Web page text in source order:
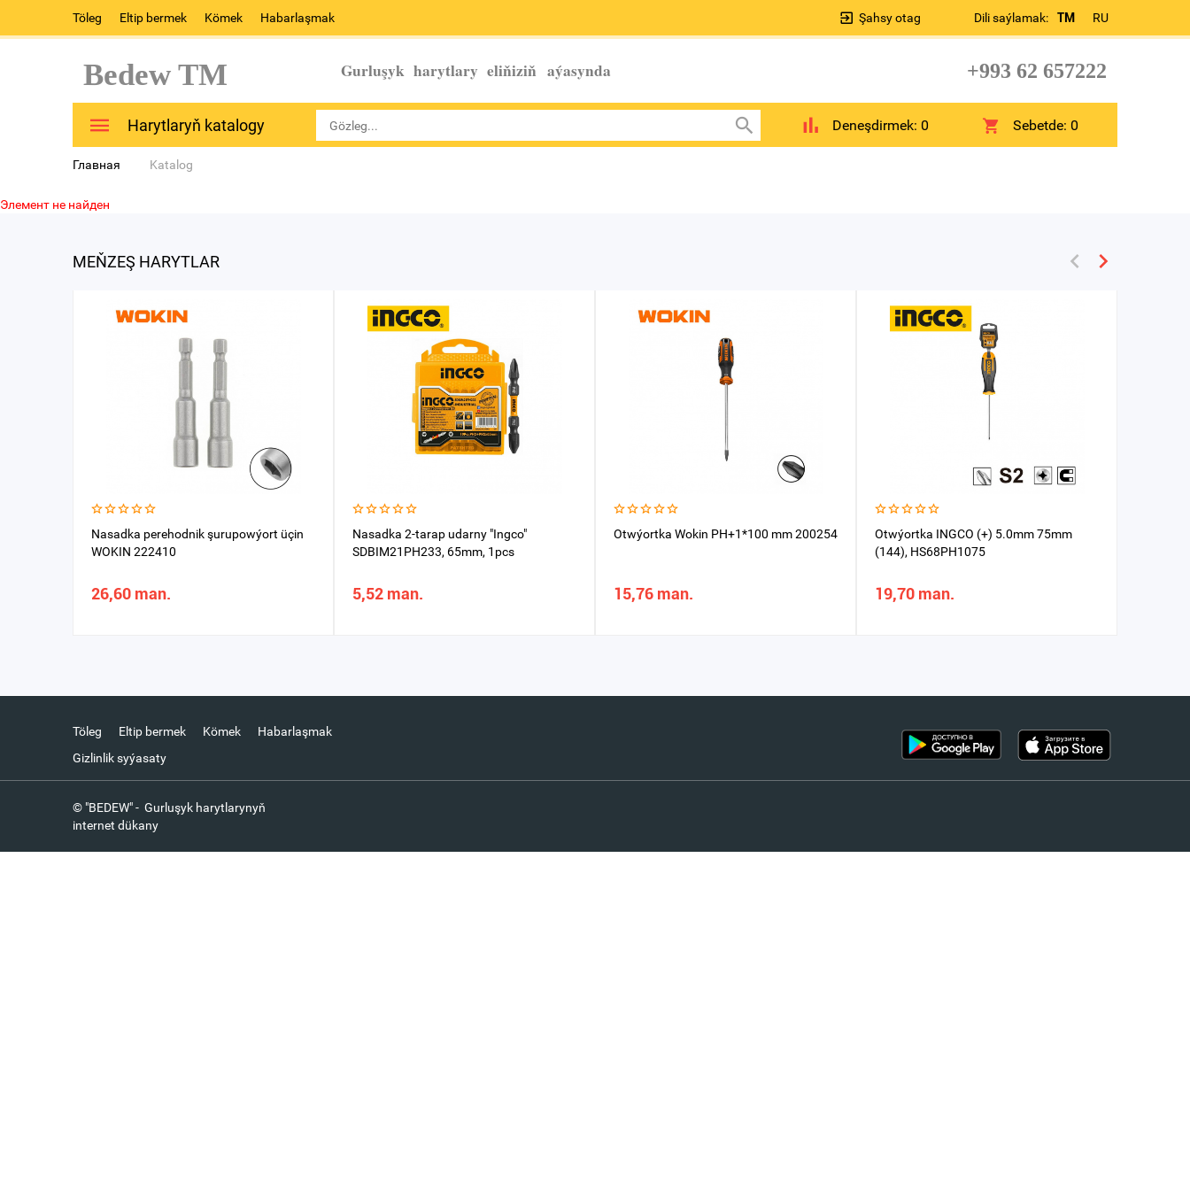
Töleg Eltip bermek Kömek Habarlaşmak Dili saýlamak: TM RU
Şahsy otag
Bedew TM Gurluşyk harytlary eliňiziň aýasynda +993 62 657222
Harytlaryň katalogy Deneşdirmek: 0 Sebetde:0
Главная Katalog
Элемент не найден
MEŇZEŞ HARYTLAR
Nasadka perehodnik şurupowýort üçin
WOKIN 222410
26,60 man.
Nasadka 2-tarap udarny "Ingco"
SDBIM21PH233, 65mm, 1pcs
5,52 man.
Otwýortka Wokin PH+1*100 mm 200254
15,76 man.
Otwýortka INGCO (+) 5.0mm 75mm
(144), HS68PH1075
19,70 man.
Töleg Eltip bermek Kömek
Habarlaşmak
Gizlinlik syýasaty
© "BEDEW" - Gurluşyk harytlarynyň
internet dükany